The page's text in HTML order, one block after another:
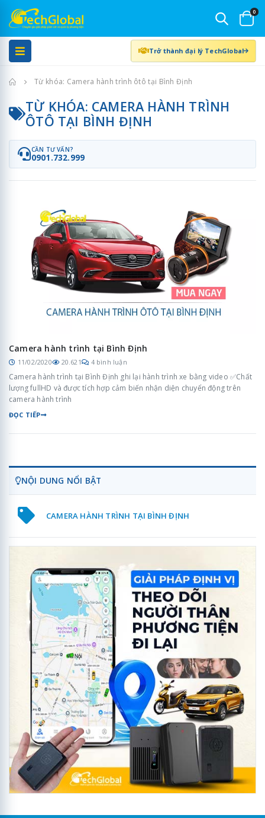
0
Trở thành đại lý TechGlobal
Trang chủTừ khóa: Camera hành trình ôtô tại Bình Định
TỪ KHÓA: CAMERA HÀNH TRÌNH
ÔTÔ TẠI BÌNH ĐỊNH
CẦN TƯ VẤN?
0901.732.999
Camera hành trình tại Bình Định
11/02/2020 20.621 4 bình luận
Camera hành trình tại Bình Định ghi lại hành trình xe bằng video ✅Chất
lượng fullHD và được tích hợp cảm biến nhận diện chuyển động trên
camera hành trình
ĐỌC TIẾP
NỘI DUNG NỔI BẬT
CAMERA HÀNH TRÌNH TẠI BÌNH ĐỊNH